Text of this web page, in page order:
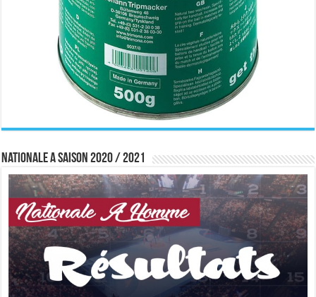
Nationale A saison 2020 / 2021